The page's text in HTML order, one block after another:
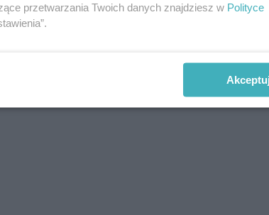
przetwarzania Twoich danych znajdziesz w Polityce